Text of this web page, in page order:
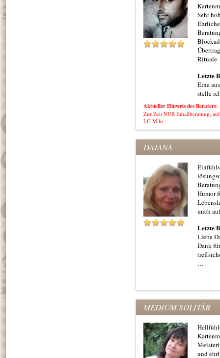
Sehr
Rituale
Letzte
Eine
stelle
Aktueller Hinweis des Beraters:
Zur Zeit NUR Emailberatung,
LG Milo
DAJANA
Humor
mich
Letzte
Liebe
Dank
…
MEDIUM SOLITÄR
und